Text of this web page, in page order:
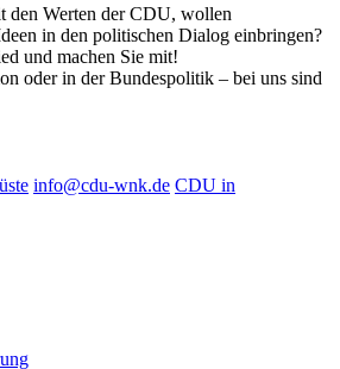
den Werten der CDU, wollen
in den politischen Dialog einbringen?
und machen Sie mit!
oder in der Bundespolitik – bei uns sind
info@cdu-wnk.de CDU in